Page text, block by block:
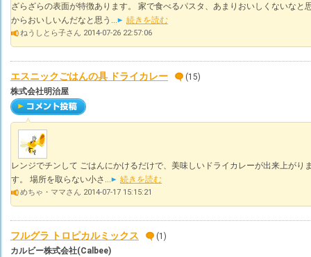
ざらざらの表面が特徴あります。 家で食べるパスタ、あまりおいしくないなと
からおいしいんだなと思う...
続きを読む
ねうしとら子さん 2014-07-26 22:57:06
エスニックごはんの具 ドライカレー
(15)
株式会社明治屋
レンジでチンして ごはんにかけるだけで、美味しいドライカレーが出来上がり
す。 場所を取らない小さ...
続きを読む
めちゃ・ママさん 2014-07-17 15:15:21
フルグラ トロピカルミックス
(1)
カルビー株式会社(Calbee)